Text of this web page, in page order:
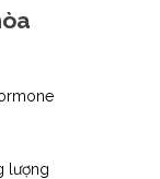
lượng